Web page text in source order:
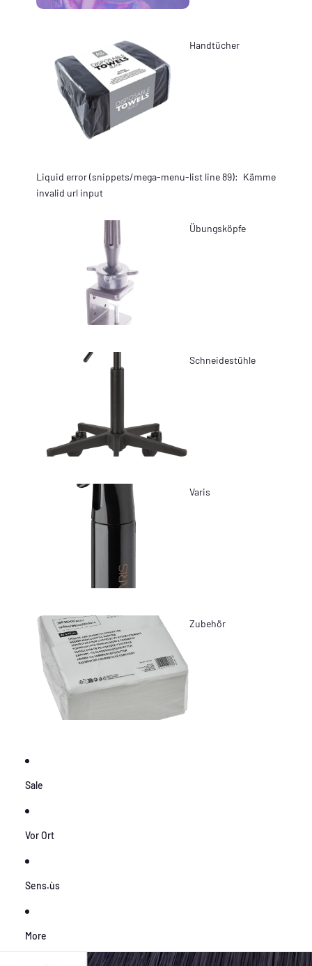
Handtücher
Liquid error (snippets/mega-menu-list line 89):
invalid url input
Kämme
Übungsköpfe
Schneidestühle
Varis
Zubehör
Sale
Vor Ort
Sens.ùs
More
Zu Produktinformationen springen